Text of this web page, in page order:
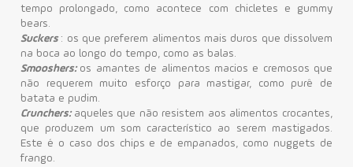
tempo prolongado, como acontece com chicletes e gummy
bears.
Suckers : os que preferem alimentos mais duros que dissolvem
na boca ao longo do tempo, como as balas.
Smooshers: os amantes de alimentos macios e cremosos que
não requerem muito esforço para mastigar, como purê de
batata e pudim.
Crunchers: aqueles que não resistem aos alimentos crocantes,
que produzem um som característico ao serem mastigados.
Este é o caso dos chips e de empanados, como nuggets de
frango.